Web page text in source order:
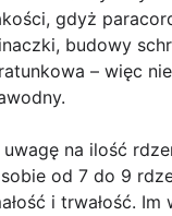
gdyż
budowy
– więc
na ilość
od 7 do 9
i trwałość. Im